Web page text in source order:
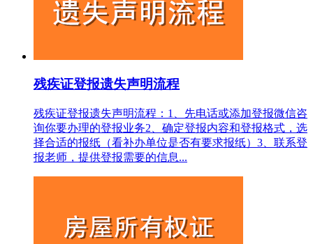
残疾证登报遗失声明流程
残疾证登报遗失声明流程：1、先电话或添加登报微信咨
询你要办理的登报业务2、确定登报内容和登报格式，选
择合适的报纸（看补办单位是否有要求报纸）3、联系登
报老师，提供登报需要的信息...